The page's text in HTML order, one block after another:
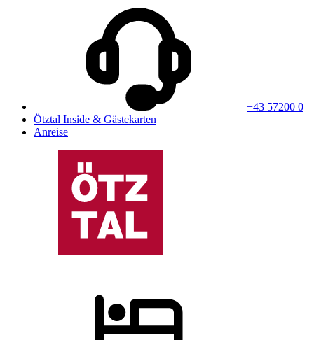
+43 57200 0
Ötztal Inside & Gästekarten
Anreise